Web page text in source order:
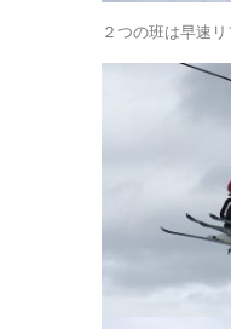
２つの班は早速